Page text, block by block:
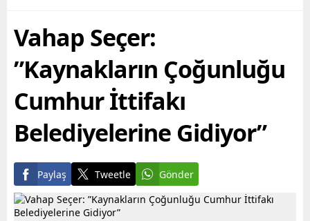
Vahap Seçer:
”Kaynakların Çoğunluğu
Cumhur İttifakı
Belediyelerine Gidiyor”
Paylaş Tweetle Gönder